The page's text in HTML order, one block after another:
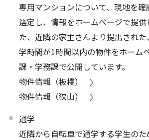
専用マンションについて、現地を
選定し、情報をホームページで提供
た、近隣の家主さんより提出され
学時間が1時間以内の物件をホーム
課・学務課で公開しています。
物件情報（板橋）
物件情報（狭山）
通学
近隣から自転車で通学する学生の